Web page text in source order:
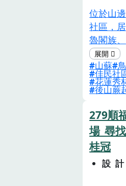
位於山
社區，
魯閣族
和布農族
成，山蘇
在地居民
經濟來源
之一。
當成鮮
外，社區
了加工
美容等
山蘇
佳民社
花蓮秀
後山蕨
279順
場_尋
桂冠
設